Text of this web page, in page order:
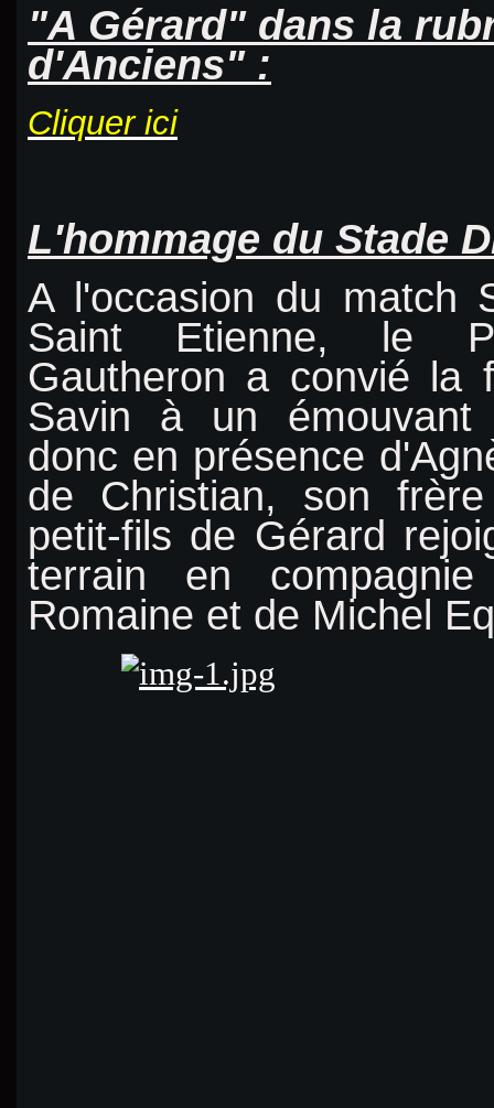
"A Gérard" dans la
d'Anciens" :
Cliquer ici
L'hommage du Stade
A l'occasion du match
Saint Etienne, le
Gautheron a convié la
Savin à un émouvant
donc en présence
de Christian, son
petit-fils de Gérard
terrain en
Romaine et de Michel